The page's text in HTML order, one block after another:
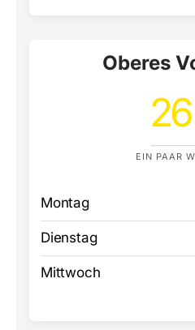
Oberes
EIN PAAR
Montag
Dienstag
Mittwoch